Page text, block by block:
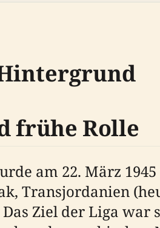
frühe Rolle
am 22. März
Transjordanien
Das Ziel der Liga war